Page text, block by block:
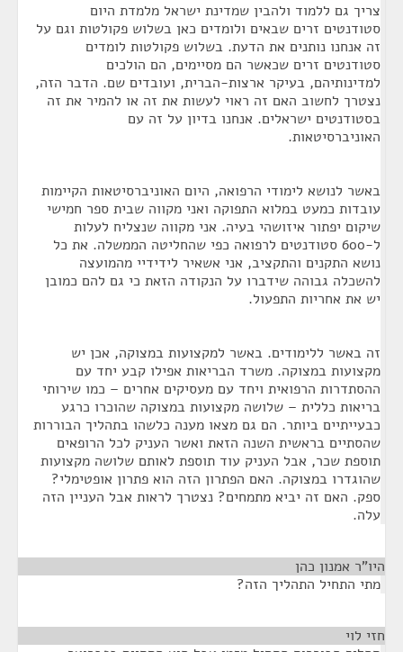
צריך גם ללמוד ולהבין שמדינת ישראל מלמדת היום
סטודנטים זרים שבאים ולומדים כאן בשלוש פקולטות וגם על
זה אנחנו נותנים את הדעת. בשלוש פקולטות לומדים
סטודנטים זרים שכאשר הם מסיימים, הם הולכים
למדינותיהם, בעיקר ארצות-הברית, ועובדים שם. הדבר הזה,
נצטרך לחשוב האם זה ראוי לעשות את זה או להמיר את זה
בסטודנטים ישראלים. אנחנו בדיון על זה עם
האוניברסיטאות.
באשר לנושא לימודי הרפואה, היום האוניברסיטאות הקיימות
עובדות כמעט במלוא התפוקה ואני מקווה שבית ספר חמישי
שיקום יפתור איזושהי בעיה. אני מקווה שנצליח לעלות
ל-600 סטודנטים לרפואה כפי שהחליטה הממשלה. את כל
נושא התקנים והתקציב, אני אשאיר לידידיי מהמועצה
להשכלה גבוהה שידברו על הנקודה הזאת כי גם להם כמובן
יש את אחריות התפעול.
זה באשר ללימודים. באשר למקצועות במצוקה, אכן יש
מקצועות במצוקה. משרד הבריאות אפילו קבע יחד עם
ההסתדרות הרפואית ויחד עם מעסיקים אחרים – כמו שירותי
בריאות כללית – שלושה מקצועות במצוקה שהוכרו כרגע
כבעייתיים ביותר. הם גם מצאו מענה כלשהו בתהליך הבוררות
שהסתיים בראשית השנה הזאת ואשר העניק לכל הרופאים
תוספת שכר, אבל העניק עוד תוספת לאותם שלושה מקצועות
שהוגדרו במצוקה. האם הפתרון הזה הוא פתרון אופטימלי?
ספק. האם זה יביא מתמחים? נצטרך לראות אבל העניין הזה
עלה.
היו"ר אמנון כהן
מתי התחיל התהליך הזה?
חזי לוי